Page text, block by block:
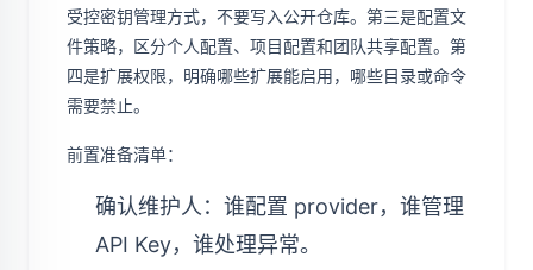
受控密钥管理方式，不要写入公开仓库。第三是配置文
件策略，区分个人配置、项目配置和团队共享配置。第
四是扩展权限，明确哪些扩展能启用，哪些目录或命令
需要禁止。
前置准备清单：
确认维护人：谁配置 provider，谁管理
API Key，谁处理异常。